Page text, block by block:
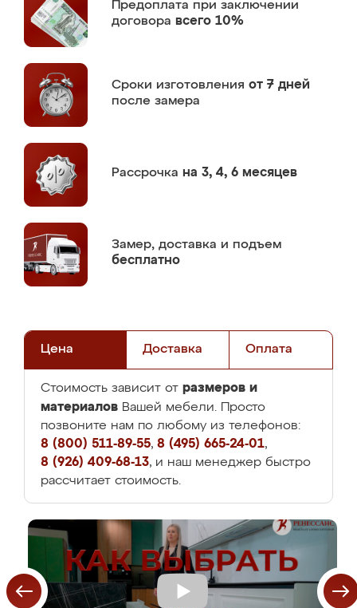
Предоплата при заключении
договора всего 10%
Сроки изготовления от 7 дней
после замера
Рассрочка на 3, 4, 6 месяцев
Замер, доставка и подъем
бесплатно
Цена Доставка Оплата
Стоимость зависит от размеров и
материалов Вашей мебели. Просто
позвоните нам по любому из телефонов:
8 (800) 511-89-55, 8 (495) 665-24-01,
8 (926) 409-68-13, и наш менеджер быстро
рассчитает стоимость.